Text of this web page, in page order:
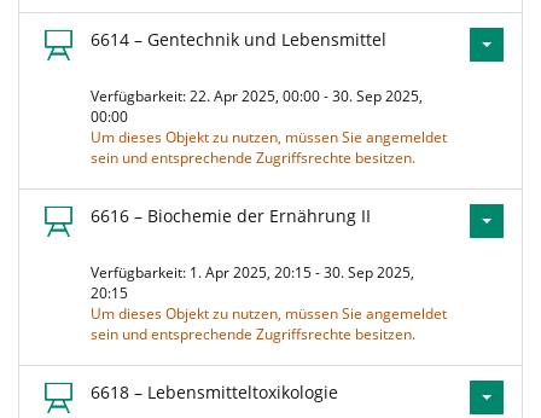
6614 – Gentechnik und Lebensmittel
Verfügbarkeit: 22. Apr 2025, 00:00 - 30. Sep 2025,
00:00
Um dieses Objekt zu nutzen, müssen Sie angemeldet
sein und entsprechende Zugriffsrechte besitzen.
6616 – Biochemie der Ernährung II
Verfügbarkeit: 1. Apr 2025, 20:15 - 30. Sep 2025,
20:15
Um dieses Objekt zu nutzen, müssen Sie angemeldet
sein und entsprechende Zugriffsrechte besitzen.
6618 – Lebensmitteltoxikologie